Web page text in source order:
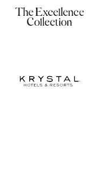
elde edilen